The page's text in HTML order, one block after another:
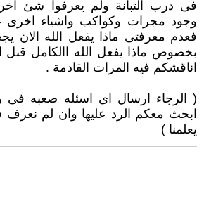
فى درب التبانة ولم يعرفوا شئ
وجود مجرات وكواكب واشياء اخرى
فعدم معرفتى ماذا يفعل الله الان
بخصوص ماذا يفعل الله االكامل
اناقشكم فيه المرات القادمة .
( الرجاء ارسال اى اسئله صعبه فى
ابحث معكم الرد عليها وان لم نعرف
يعلمنا )